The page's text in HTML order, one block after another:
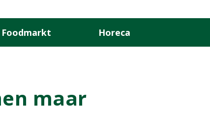
Foodmarkt Horeca
maar